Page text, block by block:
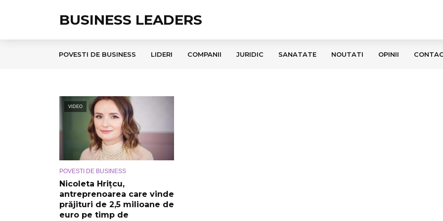
BUSINESS LEADERS
POVESTI DE BUSINESS LIDERI COMPANII JURIDIC SANATATE NOUTATI OPINII
VIDEO
POVESTI DE BUSINESS
Nicoleta Hrițcu,
antreprenoarea care vinde
prăjituri de 2,5 milioane de
euro pe timp de